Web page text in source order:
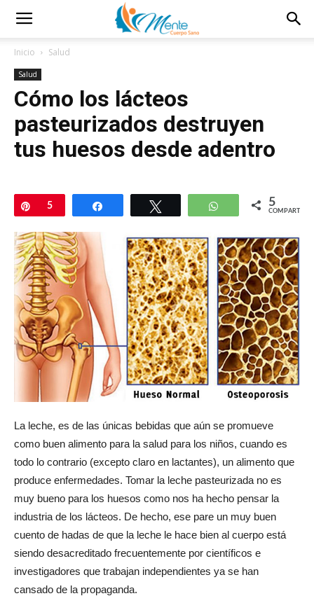
Inicio Salud
Salud
Cómo los lácteos
pasteurizados destruyen
tus huesos desde adentro
Pin
5 Compartir WhatsApp
5
COMPARTIR
La leche, es de las únicas bebidas que aún se promueve
como buen alimento para la salud para los niños, cuando es
todo lo contrario (excepto claro en lactantes), un alimento que
produce enfermedades. Tomar la leche pasteurizada no es
muy bueno para los huesos como nos ha hecho pensar la
industria de los lácteos. De hecho, ese pare un muy buen
cuento de hadas de que la leche le hace bien al cuerpo está
siendo desacreditado frecuentemente por científicos e
investigadores que trabajan independientes ya se han
cansado de la propaganda.